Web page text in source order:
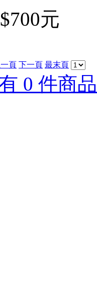
元
一頁 下一頁 最末頁
0 件商